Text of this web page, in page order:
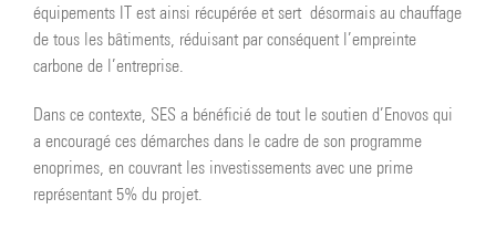
équipements IT est ainsi récupérée et sert désormais au chauffage
de tous les bâtiments, réduisant par conséquent l’empreinte
carbone de l’entreprise.
Dans ce contexte, SES a bénéficié de tout le soutien d’Enovos qui
a encouragé ces démarches dans le cadre de son programme
enoprimes, en couvrant les investissements avec une prime
représentant 5% du projet.